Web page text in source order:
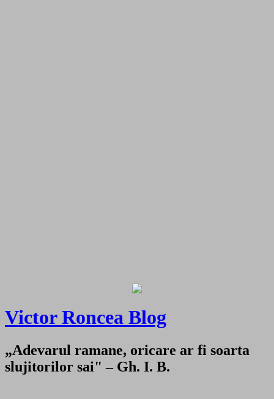
Victor Roncea Blog
„Adevarul ramane, oricare ar fi soarta
slujitorilor sai" – Gh. I. B.